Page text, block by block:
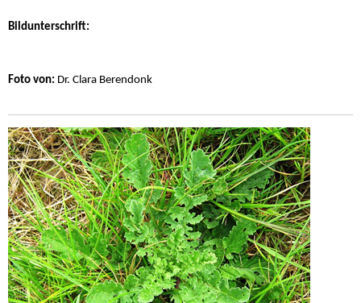
Bildunterschrift:
Foto von: Dr. Clara Berendonk